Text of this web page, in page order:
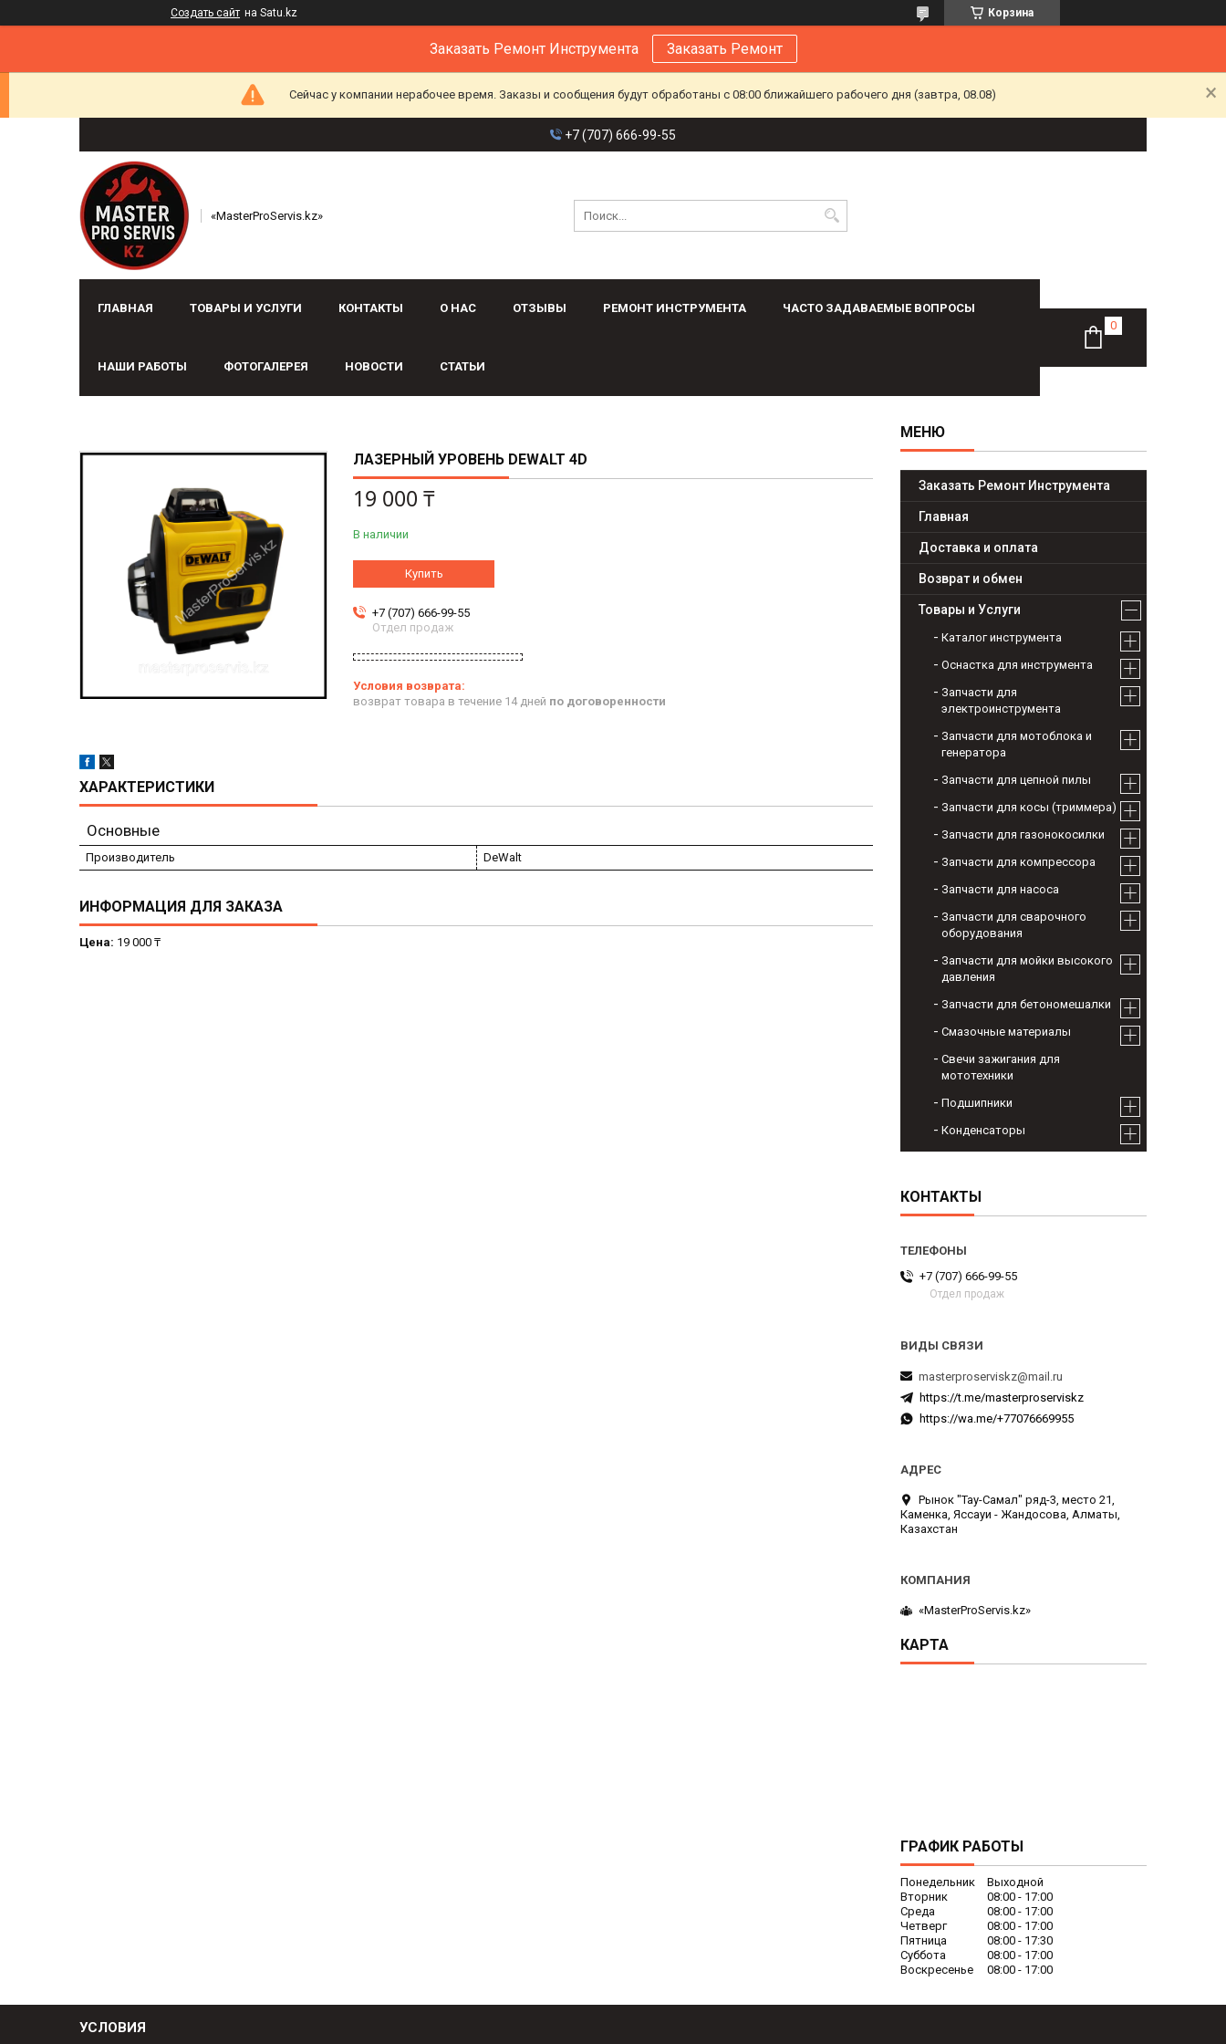
Создать сайт на Satu.kz Корзина
Заказать Ремонт Инструмента Заказать Ремонт
Сейчас у компании нерабочее время. Заказы и сообщения будут обработаны с 08:00 ближайшего рабочего дня (завтра, 08.08)
+7 (707) 666-99-55
«MasterProServis.kz»
ГЛАВНАЯ ТОВАРЫ И УСЛУГИ КОНТАКТЫ О НАС ОТЗЫВЫ РЕМОНТ ИНСТРУМЕНТА ЧАСТО ЗАДАВАЕМЫЕ ВОПРОСЫ
НАШИ РАБОТЫ ФОТОГАЛЕРЕЯ НОВОСТИ СТАТЬИ
ЛАЗЕРНЫЙ УРОВЕНЬ DEWALT 4D
19 000 ₸
В наличии
Купить
+7 (707) 666-99-55
Отдел продаж
возврат товара в течение 14 дней по договоренности
ХАРАКТЕРИСТИКИ
Основные
Производитель DeWalt
ИНФОРМАЦИЯ ДЛЯ ЗАКАЗА
Цена: 19 000 ₸
Заказать Ремонт Инструмента
Главная
Доставка и оплата
Возврат и обмен
Товары и Услуги
Каталог инструмента
Оснастка для инструмента
Запчасти для
электроинструмента
Запчасти для мотоблока и
генератора
Запчасти для цепной пилы
Запчасти для косы (триммера)
Запчасти для газонокосилки
Запчасти для компрессора
Запчасти для насоса
Запчасти для сварочного
оборудования
Запчасти для мойки высокого
давления
Запчасти для бетономешалки
Смазочные материалы
Свечи зажигания для
мототехники
Подшипники
Конденсаторы
КОНТАКТЫ
+7 (707) 666-99-55
Отдел продаж
masterproserviskz@mail.ru
https://t.me/masterproserviskz
https://wa.me/+77076669955
Рынок "Тау-Самал" ряд-3, место 21,
Каменка, Яссауи - Жандосова, Алматы,
Казахстан
«MasterProServis.kz»
КАРТА
ГРАФИК РАБОТЫ
Понедельник
Выходной
Вторник
08:00
17:00
Среда
08:00
17:00
Четверг
08:00
17:00
Пятница
08:00
17:30
Суббота
08:00
17:00
Воскресенье
08:00 17:00
УСЛОВИЯ